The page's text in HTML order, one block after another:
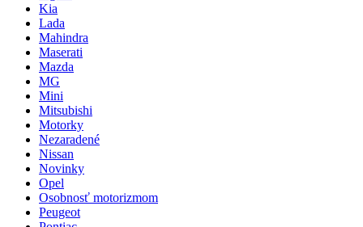
Kia
Lada
Mahindra
Maserati
Mazda
MG
Mini
Mitsubishi
Motorky
Nezaradené
Nissan
Novinky
Opel
Osobnosť motorizmom
Peugeot